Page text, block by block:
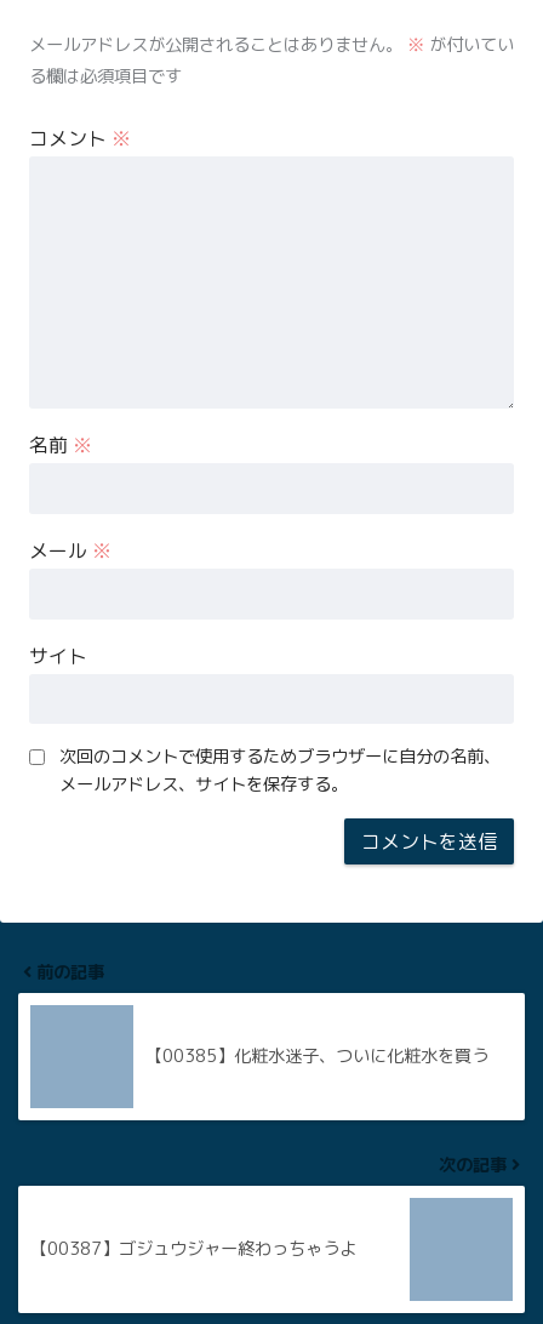
メールアドレスが公開されることはありません。 ※ が付いてい
る欄は必須項目です
コメント ※
名前 ※
メール ※
サイト
次回のコメントで使用するためブラウザーに自分の名前、
メールアドレス、サイトを保存する。
前の記事
【00385】化粧水迷子、ついに化粧水を買う
次の記事
【00387】ゴジュウジャー終わっちゃうよ